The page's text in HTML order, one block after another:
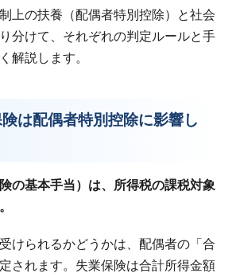
上の扶養（配偶者特別控除）と社会
分けて、それぞれの判定ルールと手
解説します。
は配偶者特別控除に影響し
の基本手当）は、所得税の課税対象
けられるかどうかは、配偶者の「合
されます。失業保険は合計所得金額